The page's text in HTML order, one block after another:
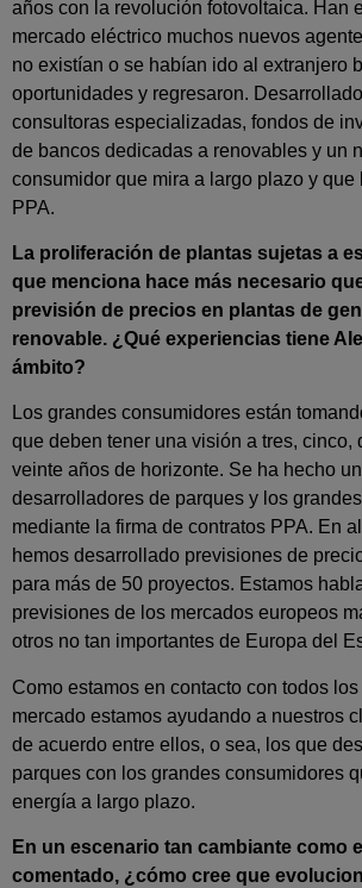
años con la revolución fotovoltaica. Han
mercado eléctrico muchos nuevos
no existían o se habían ido al extranjero
oportunidades y regresaron.
consultoras especializadas, fondos de
de bancos dedicadas a renovables y un
consumidor que mira a largo plazo y que
PPA.
La proliferación de plantas sujetas a
que menciona hace más necesario
previsión de precios en plantas de
renovable. ¿Qué experiencias tiene
ámbito?
Los grandes consumidores están
que deben tener una visión a tres, cinco,
veinte años de horizonte. Se ha hecho
desarrolladores de parques y los
mediante la firma de contratos PPA. En
hemos desarrollado previsiones de
para más de 50 proyectos. Estamos
previsiones de los mercados europeos
otros no tan importantes de Europa del
Como estamos en contacto con todos los
mercado estamos ayudando a nuestros
de acuerdo entre ellos, o sea, los que
parques con los grandes consumidores
energía a largo plazo.
En un escenario tan cambiante como
comentado, ¿cómo cree que